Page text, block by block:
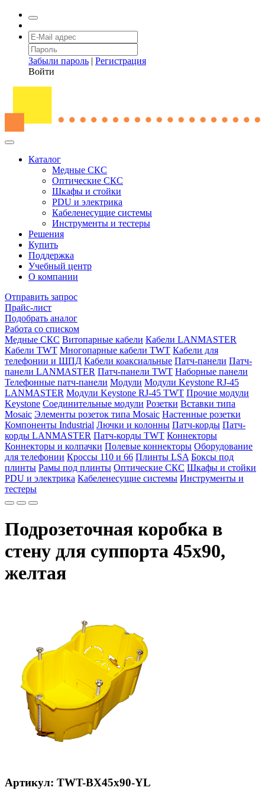
Забыли пароль | Регистрация
Войти
Каталог
Медные СКС
Оптические СКС
Шкафы и стойки
PDU и электрика
Кабеленесущие системы
Инструменты и тестеры
Решения
Купить
Поддержка
Учебный центр
О компании
Отправить запрос
Прайс-лист
Подобрать аналог
Работа со списком
Медные СКС Витопарные кабели Кабели LANMASTER
Кабели TWT Многопарные кабели TWT Кабели для
телефонии и ШПД Кабели коаксиальные Патч-панели Патч-
панели LANMASTER Патч-панели TWT Наборные панели
Телефонные патч-панели Модули Модули Keystone RJ-45
LANMASTER Модули Keystone RJ-45 TWT Прочие модули
Keystone Соединительные модули Розетки Вставки типа
Mosaic Элементы розеток типа Mosaic Настенные розетки
Компоненты Industrial Лючки и колонны Патч-корды Патч-
корды LANMASTER Патч-корды TWT Коннекторы
Коннекторы и колпачки Полевые коннекторы Оборудование
для телефонии Кроссы 110 и 66 Плинты LSA Боксы под
плинты Рамы под плинты Оптические СКС Шкафы и стойки
PDU и электрика Кабеленесущие системы Инструменты и
тестеры
Подрозеточная коробка в
стену для суппорта 45х90,
желтая
Артикул: TWT-BX45x90-YL